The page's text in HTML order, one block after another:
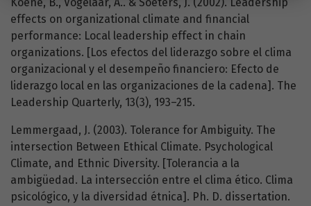
Koene, B., Vogelaar, A.. & Soeters, J. (2002). Leadership
effects on organizational climate and financial
performance: Local leadership effect in chain
organizations. [Los efectos del liderazgo sobre el clima
organizacional y el desempeño financiero: Efecto de
liderazgo local en las organizaciones de la cadena]. The
Leadership Quarterly, 13(3), 193–215.
Lemmergaad, J. (2003). Tolerance for Ambiguity. The
intersection Between Ethical Climate. Psychological
Climate, and Ethnic Diversity. [Tolerancia a la
ambigüedad. La intersección entre el clima ético. Clima
psicológico, y la diversidad étnica]. Ph. D. dissertation.